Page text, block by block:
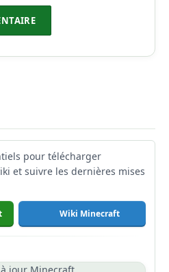
pour télécharger
et suivre les dernières mises
Wiki Minecraft